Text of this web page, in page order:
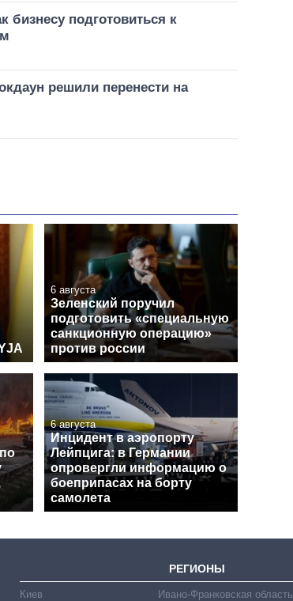
бизнесу подготовиться к
решили перенести на
6 августа
Зеленский поручил
подготовить «специальную
санкционную операцию»
против россии
6 августа
Инцидент в аэропорту
Лейпцига: в Германии
опровергли информацию о
боеприпасах на борту
самолета
РЕГИОНЫ
Киев
Ивано-Франковская область